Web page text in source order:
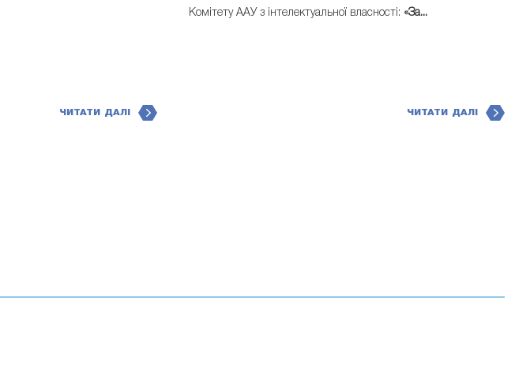
ЧИТАТИ ДАЛІ
Комітету ААУ з інтелектуальної власності: «За...
ЧИТАТИ ДАЛІ